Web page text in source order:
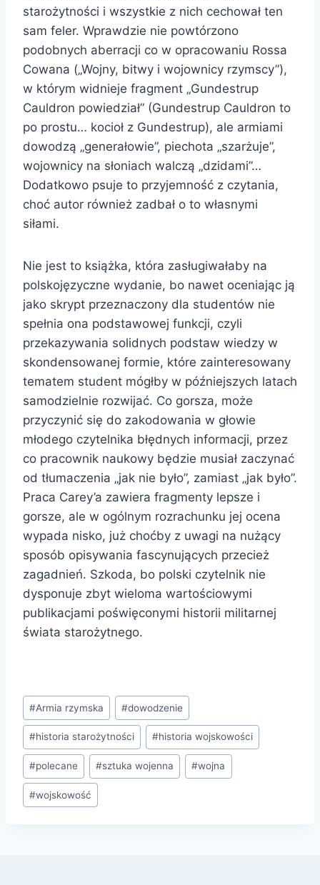
starożytności i wszystkie z nich cechował ten
sam feler. Wprawdzie nie powtórzono
podobnych aberracji co w opracowaniu Rossa
Cowana („Wojny, bitwy i wojownicy rzymscy”),
w którym widnieje fragment „Gundestrup
Cauldron powiedział” (Gundestrup Cauldron to
po prostu… kocioł z Gundestrup), ale armiami
dowodzą „generałowie”, piechota „szarżuje”,
wojownicy na słoniach walczą „dzidami”…
Dodatkowo psuje to przyjemność z czytania,
choć autor również zadbał o to własnymi
siłami.
Nie jest to książka, która zasługiwałaby na
polskojęzyczne wydanie, bo nawet oceniając ją
jako skrypt przeznaczony dla studentów nie
spełnia ona podstawowej funkcji, czyli
przekazywania solidnych podstaw wiedzy w
skondensowanej formie, które zainteresowany
tematem student mógłby w późniejszych latach
samodzielnie rozwijać. Co gorsza, może
przyczynić się do zakodowania w głowie
młodego czytelnika błędnych informacji, przez
co pracownik naukowy będzie musiał zaczynać
od tłumaczenia „jak nie było”, zamiast „jak było”.
Praca Carey’a zawiera fragmenty lepsze i
gorsze, ale w ogólnym rozrachunku jej ocena
wypada nisko, już choćby z uwagi na nużący
sposób opisywania fascynujących przecież
zagadnień. Szkoda, bo polski czytelnik nie
dysponuje zbyt wieloma wartościowymi
publikacjami poświęconymi historii militarnej
świata starożytnego.
Tagi
wpisu:
#Armia rzymska #dowodzenie
#historia starożytności #historia wojskowości
#polecane #sztuka wojenna #wojna
#wojskowość